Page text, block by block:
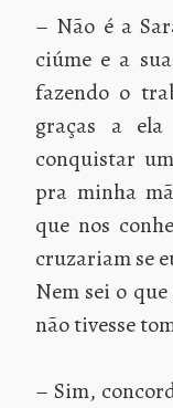
– Não é a
ciúme e a
fazendo o
graças a
conquistar
pra minha
que nos
cruzariam se
Nem sei o
não tivesse
– Sim,